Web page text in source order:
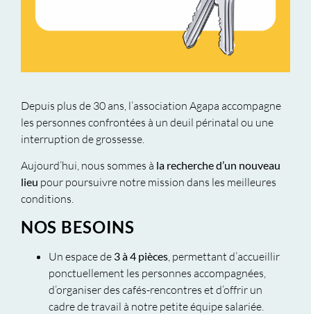
Depuis plus de 30 ans, l’association Agapa accompagne
les personnes confrontées à un deuil périnatal ou une
interruption de grossesse.
Aujourd’hui, nous sommes à la recherche d’un nouveau
lieu pour poursuivre notre mission dans les meilleures
conditions.
NOS BESOINS
Un espace de 3 à 4 pièces , permettant d’accueillir
ponctuellement les personnes accompagnées,
d’organiser des cafés-rencontres et d’offrir un
cadre de travail à notre petite équipe salariée.